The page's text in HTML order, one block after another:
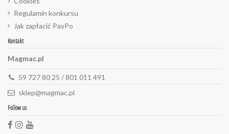
Regulamin konkursu
Jak zapłacić PayPo
Kontakt
Magmac.pl
59 727 80 25 / 801 011 491
sklep@magmac.pl
Follow us